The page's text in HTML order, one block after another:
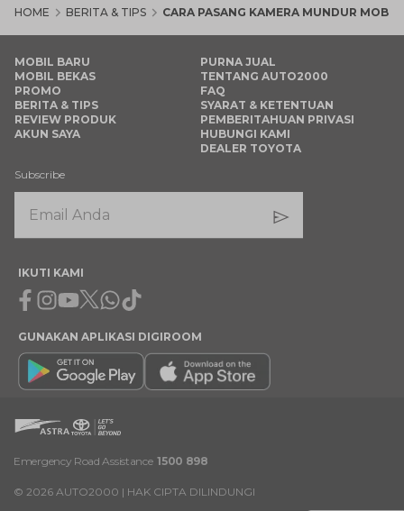
HOME BERITA & TIPS CARA PASANG KAMERA MUNDUR
MOBIL BARU
MOBIL BEKAS
PROMO
BERITA & TIPS
REVIEW PRODUK
AKUN SAYA
PURNA JUAL
TENTANG AUTO2000
FAQ
SYARAT & KETENTUAN
PEMBERITAHUAN PRIVASI
HUBUNGI KAMI
DEALER TOYOTA
Subscribe
IKUTI KAMI
Facebook
Instagram
Youtube
X Whatsapp
Tiktok
GUNAKAN APLIKASI DIGIROOM
Emergency Road Assistance 1500 898
© 2026 AUTO2000 | HAK CIPTA DILINDUNGI